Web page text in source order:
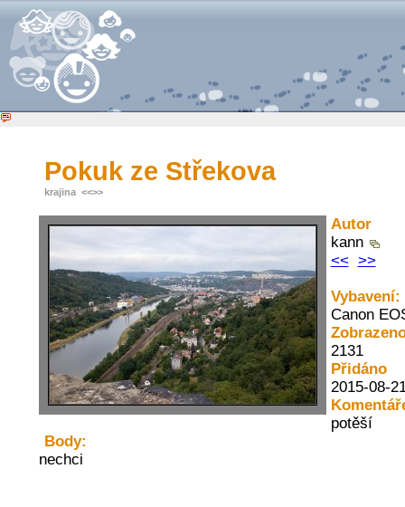
Pokuk ze Střekova
krajina <<>>
Autor
kann
<< >>
Vybavení:
Canon
2131
Přidáno
2015-08-
potěší
Body:
nechci